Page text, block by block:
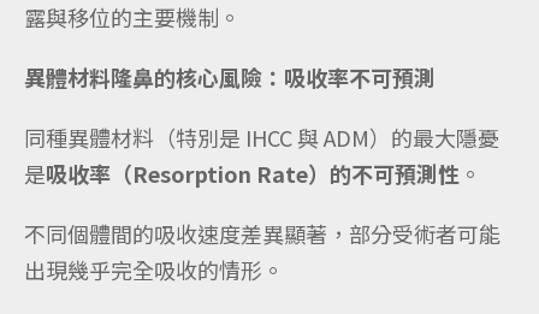
露與移位的主要機制。
異體材料隆鼻的核心風險：吸收率不可預測
同種異體材料（特別是 IHCC 與 ADM）的最大隱憂
是吸收率（Resorption Rate）的不可預測性 。
不同個體間的吸收速度差異顯著，部分受術者可能
出現幾乎完全吸收的情形。